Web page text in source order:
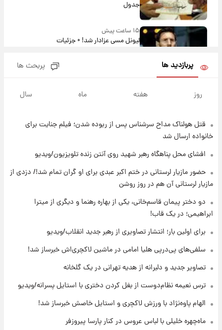
جدول
۱۵ ساعت پیش
لیونل مسی عزادار شد! + جزئیات
جهانی در آمریکا + فیلم
۱۸ ساعت پیش
۱۹ ساعت پیش
تصاویر عمامه بستن به شیوه خاتمی/ویدیو
افشای محل پناهگاه‌ رهبر شهید روی آنتن زنده
تلویزیون/ویدیو
۲۲ ساعت پیش
ثریا اسفندیاری بعد از طلاق و در دیدار با گروه
بیتلز
ادعای جنجالی درباره اینفانتینو؛ اتهام پرداخت
پربازدید ها پربحث ها
روز هفته ماه سال
قتل هولناک مداح سرشناس پس از ربوده شدن؛ فیلم جنایت برای
خانواده ارسال شد
افشای محل پناهگاه‌ رهبر شهید روی آنتن زنده تلویزیون/ویدیو
حضور مازیار لرستانی در ختم اکبر عبدی برای او گران تمام شد!/ دزدی از
مازیار لرستانی آن هم در روز روشن
دو دختر پیمان قاسم‌خانی، یکی از بهاره رهنما و دیگری از میترا
ابراهیمی؛ در یک قاب!
برای اولین بار؛ انتشار تصاویری از رهبر جدید انقلاب/ویدیو
سلفی‌های پی‌درپی هلیا امامی در ماشین لاکچری‌اش خبرساز شد!
تصاویر جدید و دلبرانه از هدیه تهرانی در یک گلخانه
ترس نعیمه نظام‌دوست از بغل کردن دختری با استایل پسرانه/ویدیو
الهام پاوه‌نژاد با ورزش لاکچری و استایل خاصش خبرساز شد!
ماه‌چهره خلیلی با لباس عروس در کنار پارسا پیروزفر